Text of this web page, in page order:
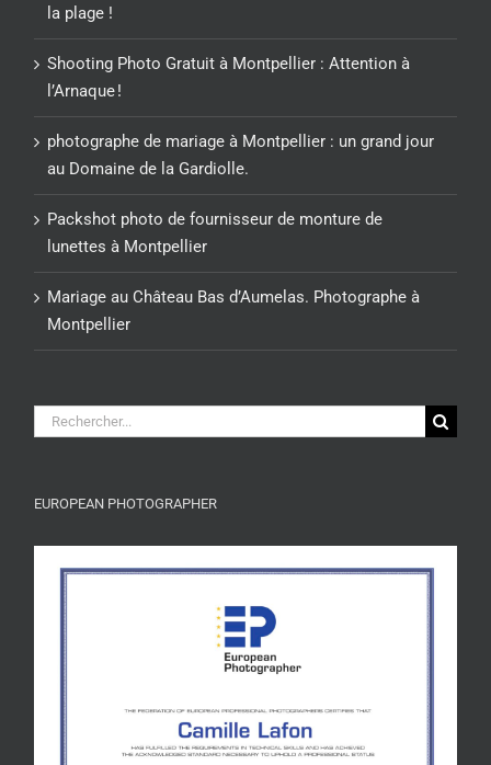
la plage !
Shooting Photo Gratuit à Montpellier : Attention à
l’Arnaque !
photographe de mariage à Montpellier : un grand jour
au Domaine de la Gardiolle.
Packshot photo de fournisseur de monture de
lunettes à Montpellier
Mariage au Château Bas d’Aumelas. Photographe à
Montpellier
Rechercher:
EUROPEAN PHOTOGRAPHER